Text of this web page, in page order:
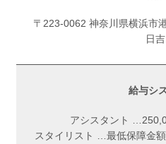
〒223-0062 神奈川県横浜市
日
給与シ
アシスタント
スタイリスト …最低保障金